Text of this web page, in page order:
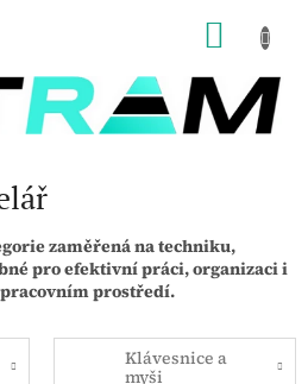
zaměřená na techniku,
pro efektivní práci, organizaci i
prostředí.
Klávesnice a
myši